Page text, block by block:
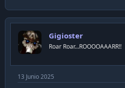
c
t
o
n
s
Gigioster
Roar Roar...ROOOOAAARR!!
13 Junio 2025